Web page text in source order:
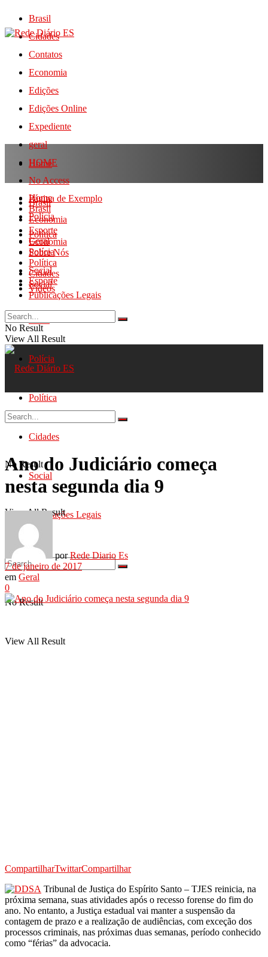
Brasil
Cidades
Contatos
Economia
Edições
Edições Online
Expediente
geral
HOME
No Access
Página de Exemplo
Polícia
Política
Sobre Nós
Social
Videos
Home
Brasil
Economia
Esporte
Geral
Polícia
Política
Cidades
Social
Publicações Legais
No Result
View All Result
Home
Brasil
Economia
Esporte
Geral
Polícia
Política
Cidades
Social
Publicações Legais
No Result
View All Result
No Result
View All Result
Ano do Judiciário começa
nesta segunda dia 9
por Rede Diario Es
7 de janeiro de 2017
em Geral
0
CompartilharTwittarCompartilhar
Tribunal de Justiça do Espírito Santo – TJES reinicia, na
próxima semana, suas atividades após o recesso forense do fim do
ano. No entanto, a Justiça estadual vai manter a suspensão da
contagem de prazo e a realização de audiências, com exceção dos
processos criminais, nas próximas duas semanas, período conhecido
como “férias” da advocacia.